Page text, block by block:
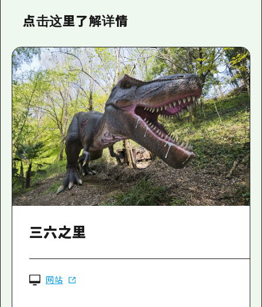
点击这里了解详情
三六之里
网站